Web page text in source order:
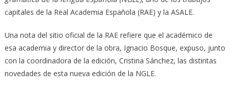
capitales de la Real Academia Española (RAE) y la ASALE.
Una nota del sitio oficial de la RAE refiere que el académico de
esa academia y director de la obra, Ignacio Bosque, expuso, junto
con la coordinadora de la edición, Cristina Sánchez, las distintas
novedades de esta nueva edición de la NGLE.